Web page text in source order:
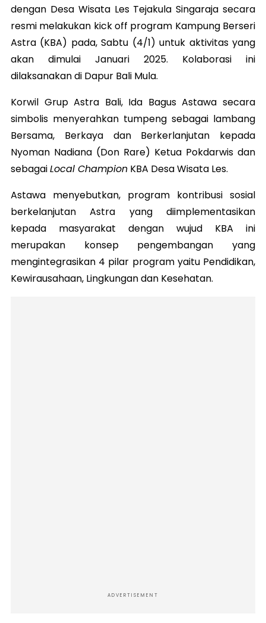
dengan Desa Wisata Les Tejakula Singaraja secara
resmi melakukan kick off program Kampung Berseri
Astra (KBA) pada, Sabtu (4/1) untuk aktivitas yang
akan dimulai Januari 2025. Kolaborasi ini
dilaksanakan di Dapur Bali Mula.
Korwil Grup Astra Bali, Ida Bagus Astawa secara
simbolis menyerahkan tumpeng sebagai lambang
Bersama, Berkaya dan Berkerlanjutan kepada
Nyoman Nadiana (Don Rare) Ketua Pokdarwis dan
sebagaiLocal Champion KBA Desa Wisata Les.
Astawa menyebutkan, program kontribusi sosial
berkelanjutan Astra yang diimplementasikan
kepada masyarakat dengan wujud KBA ini
merupakan konsep pengembangan yang
mengintegrasikan 4 pilar program yaitu Pendidikan,
Kewirausahaan, Lingkungan dan Kesehatan.
ADVERTISEMENT